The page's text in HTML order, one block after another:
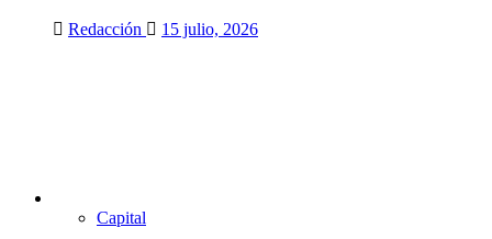
Redacción 15 julio, 2026
Capital